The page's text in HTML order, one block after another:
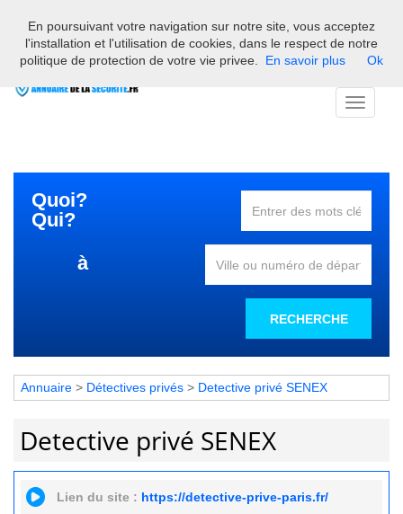
Bienvenue sur l'annuaire des professionnels français de la
sécurité
Toggle
Quoi?
Qui?
à
RECHERCHE
Annuaire > Détectives privés > Detective privé SENEX
Detective privé SENEX
Lien du site : https://detective-prive-paris.fr/
En poursuivant votre navigation sur notre site, vous acceptez
l'installation et l'utilisation de cookies, dans le respect de notre
politique de protection de votre vie privee.
En savoir plus Ok